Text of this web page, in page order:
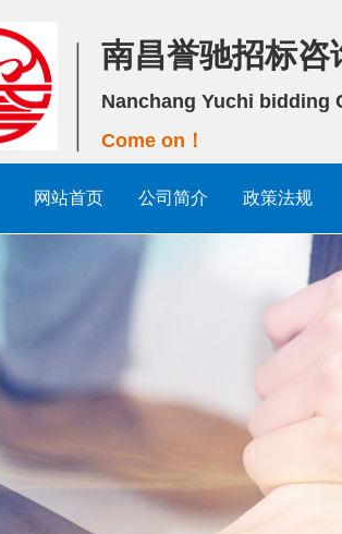
南昌誉驰招标咨
Nanchang Yuchi bidding
Come on！
网站首页 公司简介 政策法规